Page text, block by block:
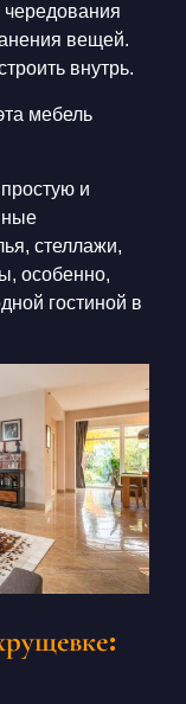
вещей.
внутрь.
мебель
и
стеллажи,
особенно,
гостиной в